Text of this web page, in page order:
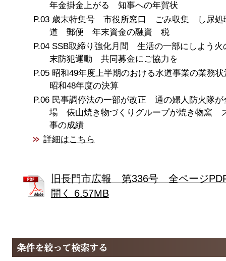
年金掛金上がる 知事への年賀状
歳末特集号 市役所窓口 ごみ収集 し尿
道 郵便 年末資金の融資 税
SSB取締り強化月間 生活の一部にしよう
末防犯運動 共同募金にご協力を
昭和49年度上半期のおける水道事業の業務
昭和48年度の決算
民事調停法の一部が改正 通の婦人防火隊が
場 俵山焼き物づくりグループが焼き物窯
事の成績
詳細はこちら
旧長門市広報 第336号 全ページ
開く 6.57MB